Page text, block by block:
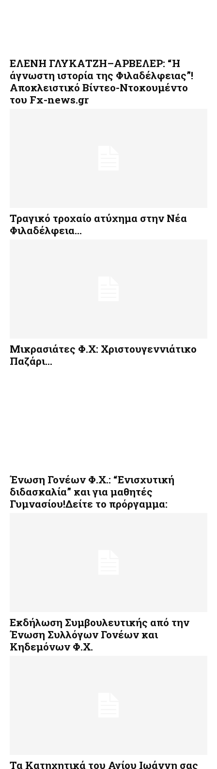
ΕΛΕΝΗ ΓΛΥΚΑΤΖΗ–ΑΡΒΕΛΕΡ: “Η
άγνωστη ιστορία της Φιλαδέλφειας”!
Αποκλειστικό Βίντεο-Ντοκουμέντο
του Fx-news.gr
Τραγικό τροχαίο ατύχημα στην Νέα
Φιλαδέλφεια…
Μικρασιάτες Φ.Χ: Χριστουγεννιάτικο
Παζάρι…
Ένωση Γονέων Φ.Χ.: “Ενισχυτική
διδασκαλία” και για μαθητές
Γυμνασίου!Δείτε το πρόργαμμα:
Εκδήλωση Συμβουλευτικής από την
Ένωση Συλλόγων Γονέων και
Κηδεμόνων Φ.Χ.
Τα Κατηχητικά του Αγίου Ιωάννη σας